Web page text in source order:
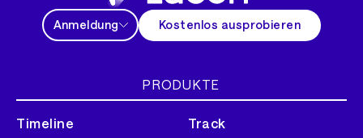
Anmeldung Kostenlos ausprobieren
PRODUKTE
Timeline Track